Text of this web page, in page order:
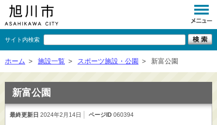
サイト内検索
くらし
事業者向け
ホーム > 施設一覧 > スポーツ施設・公園 > 新富公園
新富公園
最終更新日 2024年2月14日 ページID 060394